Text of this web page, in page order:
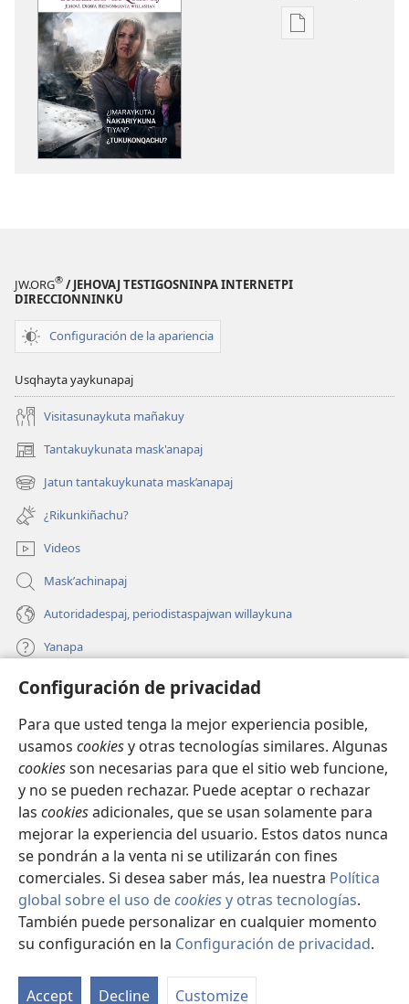
Configuración de privacidad
Para que usted tenga la mejor experiencia posible,
usamos cookiesy otras tecnologías similares. Algunas
cookiesson necesarias para que el sitio web funcione,
y no se pueden rechazar. Puede aceptar o rechazar
las cookiesadicionales, que se usan solamente para
mejorar la experiencia del usuario. Estos datos nunca
se pondrán a la venta ni se utilizarán con fines
comerciales. Si desea saber más, lea nuestra Política
global sobre el uso decookiesy otras tecnologías.
También puede personalizar en cualquier momento
su configuración en la Configuración de privacidad.
Accept Decline Customize
Publicacionta
JW.ORG® / JEHOVAJ TESTIGOSNINPA INTERNETPI
DIRECCIONNINKU
Configuración de la apariencia
Usqhayta yaykunapaj
Visitasunaykuta mañakuy
Tantakuykunata mask'anapaj
(opens
new
window)
Jatun tantakuykunata mask’anapaj
(opens
new
window)
¿Rikunkiñachu?
Videos
Maskʼachinapaj
Autoridadespaj, periodistaspajwan willaykuna
Yanapa
Donaciones
new
window)INTERNETPI BIBLIOTECA Watchtower™
(opens
new
window)JW Hub
(opens
new
window)JW Library ®
Copyright© 2026 Watch Tower Bible and Tract Society of Pennsylvania.
CONDICIONES DE USO|POLÍTICA DE PRIVACIDAD|
CONFIGURACIÓN DE PRIVACIDAD